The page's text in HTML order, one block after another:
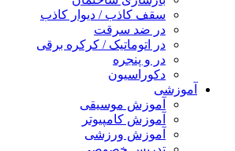
سقف کاذب / دیوار کاذب
در ضد سرقت
در اتوماتیک / کرکره برقی
در و پنجره
دکوراسیون
آموزشی
آموزش موسیقی
آموزش کامپیوتر
آموزش ورزشی